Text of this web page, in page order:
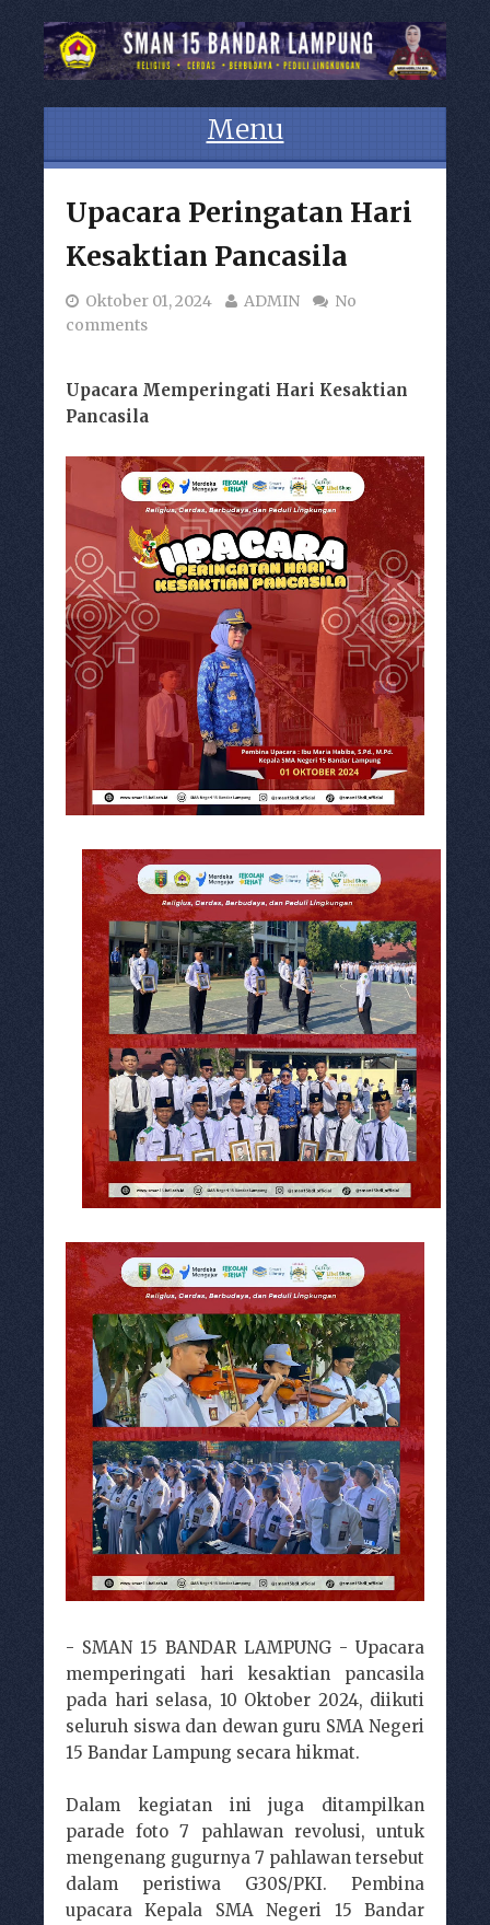
Menu
Upacara Peringatan Hari
Kesaktian Pancasila
Oktober 01, 2024 ADMIN
No
comments
Upacara Memperingati Hari Kesaktian
Pancasila
- SMAN 15 BANDAR LAMPUNG - Upacara
memperingati hari kesaktian pancasila
pada hari selasa, 10 Oktober 2024, diikuti
seluruh siswa dan dewan guru SMA Negeri
15 Bandar Lampung secara hikmat.
Dalam kegiatan ini juga ditampilkan
parade foto 7 pahlawan revolusi, untuk
mengenang gugurnya 7 pahlawan tersebut
dalam peristiwa G30S/PKI. Pembina
upacara Kepala SMA Negeri 15 Bandar